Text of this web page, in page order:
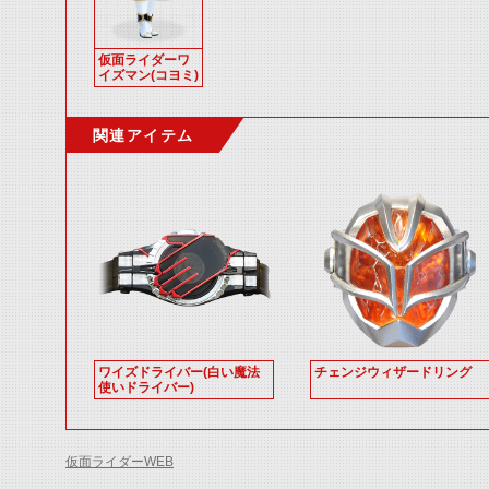
仮面ライダーワ
イズマン(コヨミ)
関連アイテム
ワイズドライバー(白い魔法
使いドライバー)
チェンジウィザードリング
仮面ライダーWEB